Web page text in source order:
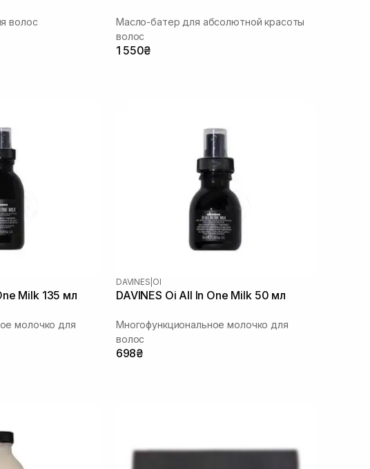
волос
Масло-батер для абсолютной красоты
волос
1 550₴
Milk 135 мл
молочко для
DAVINES OI
DAVINES Oi All In One Milk 50 мл
Многофункциональное молочко для
волос
698₴